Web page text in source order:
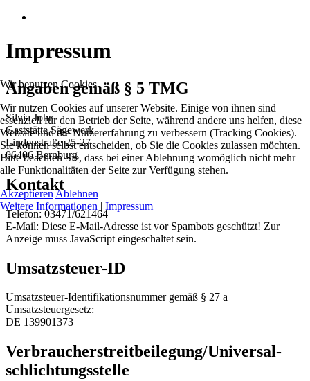
Impressum
Angaben gemäß § 5 TMG
Silvia John
Gaststätte Sägewerk
Lindenstraße 25-27
06406 Bernburg
Kontakt
Telefon: 03471/621464
E-Mail: Diese E-Mail-Adresse ist vor Spambots geschützt! Zur
Anzeige muss JavaScript eingeschaltet sein.
Umsatzsteuer-ID
Umsatzsteuer-Identifikationsnummer gemäß § 27 a
Umsatzsteuergesetz:
DE 139901373
Verbraucher­streit­beilegung/Universal­
schlichtungs­stelle
Wir benutzen Cookies
Wir nutzen Cookies auf unserer Website. Einige von ihnen sind
essenziell für den Betrieb der Seite, während andere uns helfen, diese
Website und die Nutzererfahrung zu verbessern (Tracking Cookies).
Sie können selbst entscheiden, ob Sie die Cookies zulassen möchten.
Bitte beachten Sie, dass bei einer Ablehnung womöglich nicht mehr
alle Funktionalitäten der Seite zur Verfügung stehen.
AkzeptierenAblehnen
Weitere Informationen | Impressum